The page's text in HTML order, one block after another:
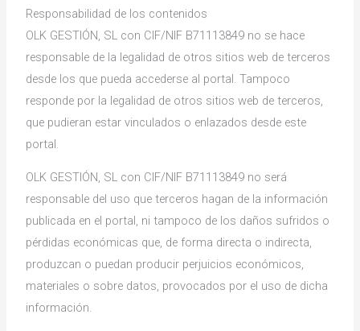
Responsabilidad de los contenidos
OLK GESTIÓN, SL con CIF/NIF B71113849 no se hace
responsable de la legalidad de otros sitios web de terceros
desde los que pueda accederse al portal. Tampoco
responde por la legalidad de otros sitios web de terceros,
que pudieran estar vinculados o enlazados desde este
portal.
OLK GESTIÓN, SL con CIF/NIF B71113849 no será
responsable del uso que terceros hagan de la información
publicada en el portal, ni tampoco de los daños sufridos o
pérdidas económicas que, de forma directa o indirecta,
produzcan o puedan producir perjuicios económicos,
materiales o sobre datos, provocados por el uso de dicha
información.